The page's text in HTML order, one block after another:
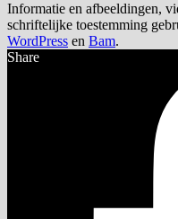
Informatie en afbeeldingen,
schriftelijke toestemming
WordPress en Bam.
Share